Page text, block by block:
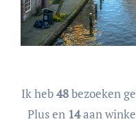
Ik heb48bezoeken
Plus en 14aan